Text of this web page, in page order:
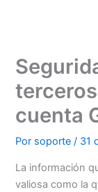
cuenta
Por soporte/ 31
La información
valiosa como la